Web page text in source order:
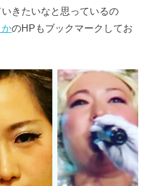
きたいなと思っているの
かのHPもブックマークしてお